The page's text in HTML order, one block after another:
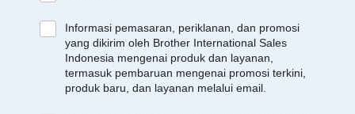
Informasi pemasaran, periklanan, dan promosi
yang dikirim oleh Brother International Sales
Indonesia mengenai produk dan layanan,
termasuk pembaruan mengenai promosi terkini,
produk baru, dan layanan melalui email.